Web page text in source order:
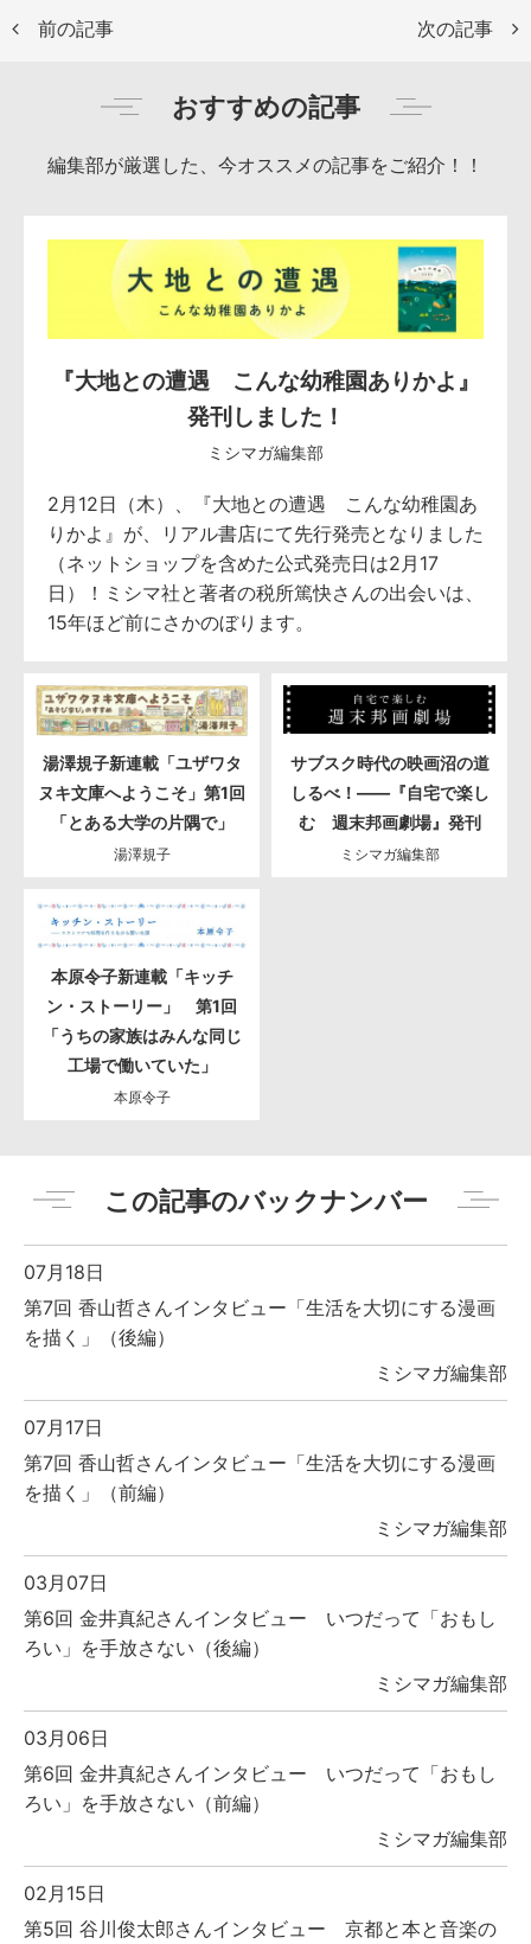
前の記事 次の記事
おすすめの記事
編集部が厳選した、今オススメの記事をご紹介！！
『大地との遭遇 こんな幼稚園ありかよ』
発刊しました！
ミシマガ編集部
2月12日（木）、『大地との遭遇 こんな幼稚園あ
りかよ』が、リアル書店にて先行発売となりました
（ネットショップを含めた公式発売日は2月17
日）！ミシマ社と著者の税所篤快さんの出会いは、
15年ほど前にさかのぼります。
湯澤規子新連載「ユザワタ
ヌキ文庫へようこそ」第1回
「とある大学の片隅で」
湯澤規子
サブスク時代の映画沼の道
しるべ！――『自宅で楽し
む 週末邦画劇場』発刊
ミシマガ編集部
本原令子新連載「キッチ
ン・ストーリー」 第1回
「うちの家族はみんな同じ
工場で働いていた」
本原令子
この記事のバックナンバー
07月18日
第7回 香山哲さんインタビュー「生活を大切にする漫画
を描く」（後編）
ミシマガ編集部
07月17日
第7回 香山哲さんインタビュー「生活を大切にする漫画
を描く」（前編）
ミシマガ編集部
03月07日
第6回 金井真紀さんインタビュー いつだって「おもし
ろい」を手放さない（後編）
ミシマガ編集部
03月06日
第6回 金井真紀さんインタビュー いつだって「おもし
ろい」を手放さない（前編）
ミシマガ編集部
02月15日
第5回 谷川俊太郎さんインタビュー 京都と本と音楽の